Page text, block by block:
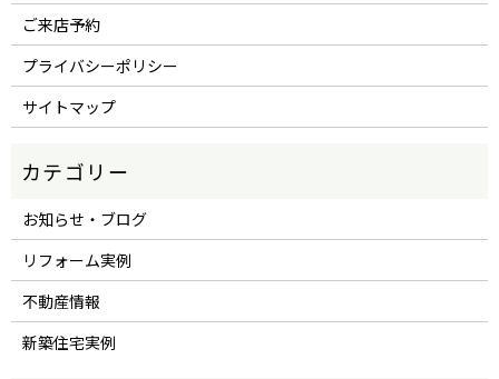
ご来店予約
プライバシーポリシー
サイトマップ
お知らせ・ブログ
リフォーム実例
不動産情報
新築住宅実例